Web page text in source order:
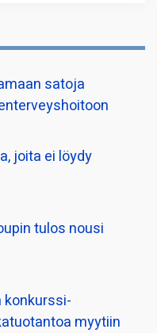
satoja
joita ei löydy
tulos nousi
konkurssi­
myytiin